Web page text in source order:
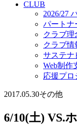
CLUB
2026/27
パートナ
クラブ理
クラブ情
サステナ
Web制作
応援プロ
2017.05.30その他
6/10(土) VS.